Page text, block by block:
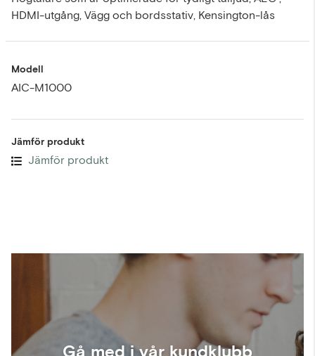
HDMI-utgång, Vägg och bordsstativ, Kensington-lås
Modell
AIC-M1000
Jämför produkt
Jämför produkt
Gå med i vår kundklubb